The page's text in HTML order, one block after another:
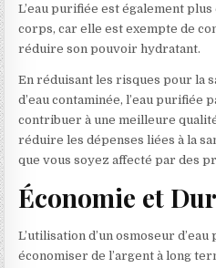
L’eau purifiée est également
corps, car elle est exempte de
réduire son pouvoir hydratant.
En réduisant les risques pour la
d’eau contaminée, l’eau purifiée
contribuer à une meilleure
réduire les dépenses liées à la
que vous soyez affecté par des
Économie et
L’utilisation d’un osmoseur
économiser de l’argent à long